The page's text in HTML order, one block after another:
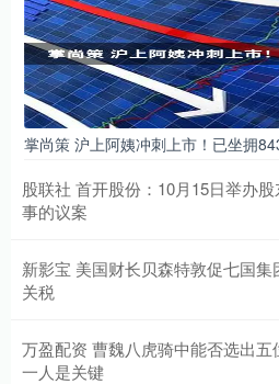
掌尚策 沪上阿姨冲刺上市！已坐拥
股联社 首开股份：10月15日举办
事的议案
新影宝 美国财长贝森特敦促七国
关税
万盈配资 曹魏八虎骑中能否选出
一人是关键